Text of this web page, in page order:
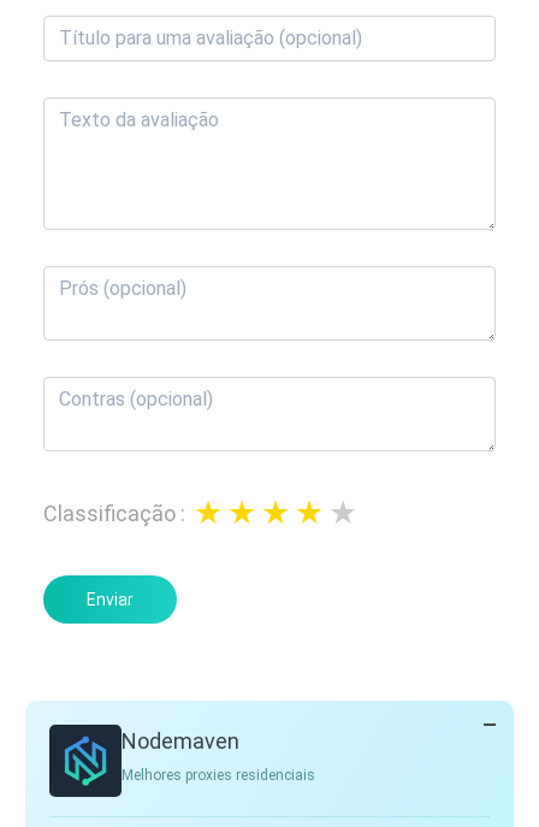
Classificação :
Enviar
Nodemaven
Melhores proxies residenciais